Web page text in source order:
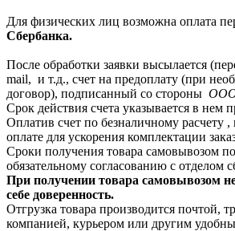
Для физических лиц возможна оплата
Сбербанка.
После обработки заявки высылается
mail, и т.д., счет на предоплату (при
договор), подписанный со стороны
Срок действия счета указывается в нем
Оплатив счет по безналичному расчету
оплате для ускорения комплектации
Сроки получения товара самовывозом
обязательному согласованию с отделом
При получении товара самовывозом
себе доверенность.
Отгрузка товара производится почтой,
компанией, курьером или другим